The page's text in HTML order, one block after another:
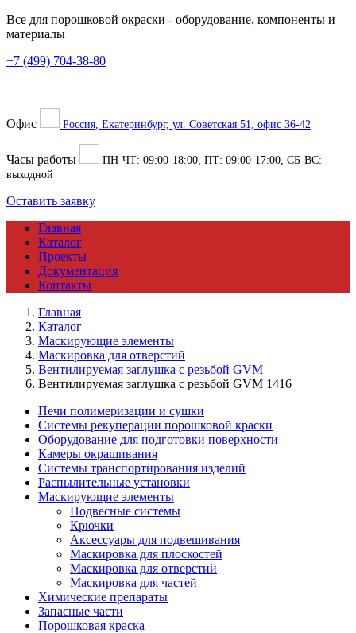
Все для порошковой окраски - оборудование, компоненты и
материалы
+7 (499) 704-38-80
Офис Россия, Екатеринбург, ул. Советская 51, офис 36-42
Часы работы ПН-ЧТ: 09:00-18:00 , ПТ: 09:00-17:00 , СБ-ВС:
выходной
Оставить заявку
Главная
Каталог
Проекты
Документация
Контакты
Главная
Каталог
Маскирующие элементы
Маскировка для отверстий
Вентилируемая заглушка с резьбой GVM
Вентилируемая заглушка с резьбой GVM 1416
Печи полимеризации и сушки
Системы рекуперации порошковой краски
Оборудование для подготовки поверхности
Камеры окрашивания
Системы транспортирования изделий
Распылительные установки
Маскирующие элементы
Подвесные системы
Крючки
Аксессуары для подвешивания
Маскировка для плоскостей
Маскировка для отверстий
Маскировка для частей
Химические препараты
Запасные части
Порошковая краска